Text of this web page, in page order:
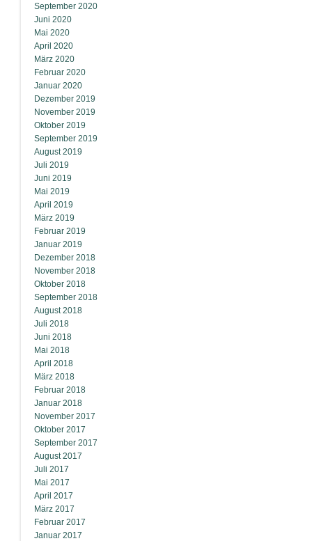
September 2020
Juni 2020
Mai 2020
April 2020
März 2020
Februar 2020
Januar 2020
Dezember 2019
November 2019
Oktober 2019
September 2019
August 2019
Juli 2019
Juni 2019
Mai 2019
April 2019
März 2019
Februar 2019
Januar 2019
Dezember 2018
November 2018
Oktober 2018
September 2018
August 2018
Juli 2018
Juni 2018
Mai 2018
April 2018
März 2018
Februar 2018
Januar 2018
November 2017
Oktober 2017
September 2017
August 2017
Juli 2017
Mai 2017
April 2017
März 2017
Februar 2017
Januar 2017